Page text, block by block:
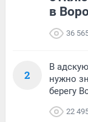
в
36
2
В
нужно
берегу
22